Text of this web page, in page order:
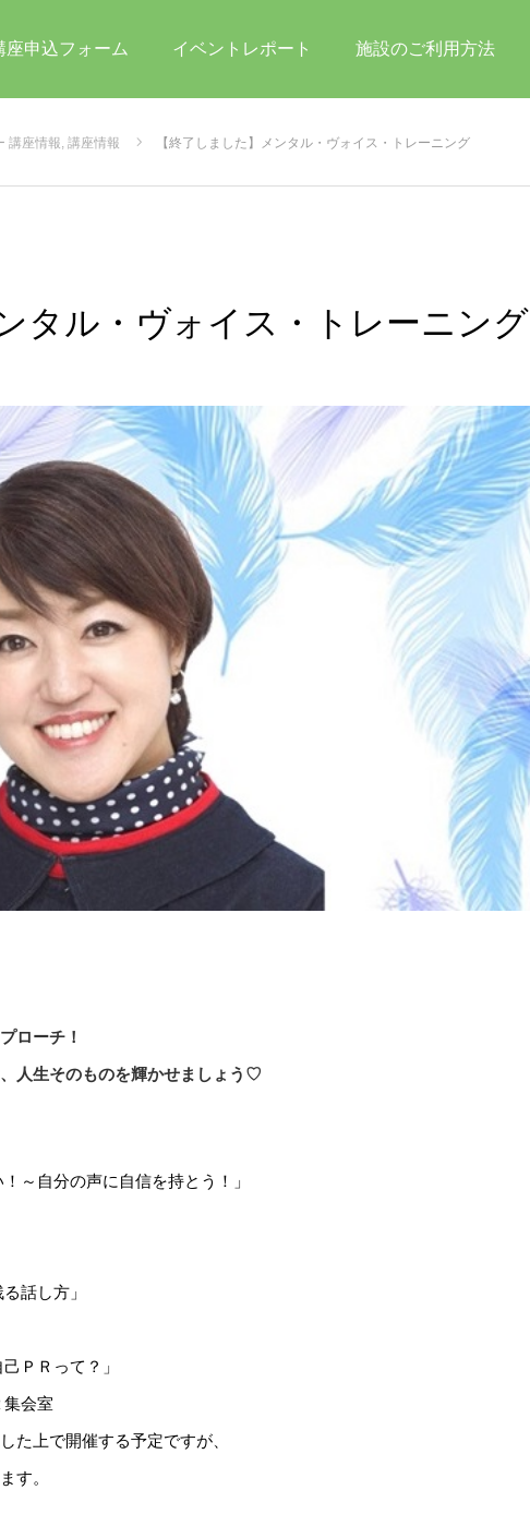
座申込フォーム イベントレポート 施設のご利用方法
講座情報, 講座情報 【終了しました】メンタル・ヴォイス・トレーニング
タル・ヴォイス・トレーニング
ローチ！
人生そのものを輝かせましょう♡
分の声に自信を持とう！」
し方」
Ｒって？」
会室
た上で開催する予定ですが、
す。